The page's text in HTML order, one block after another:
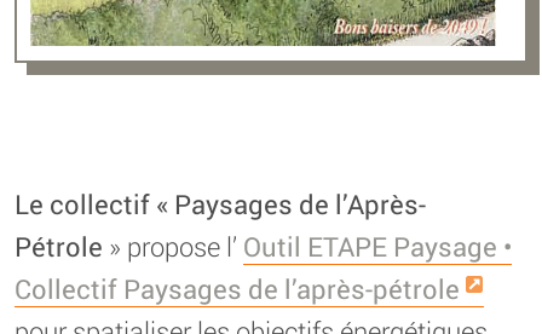
Le collectif « Paysages de l’Après-
Pétrole » propose l’ Outil ETAPE Paysage •
Collectif Paysages de l’après-pétrole